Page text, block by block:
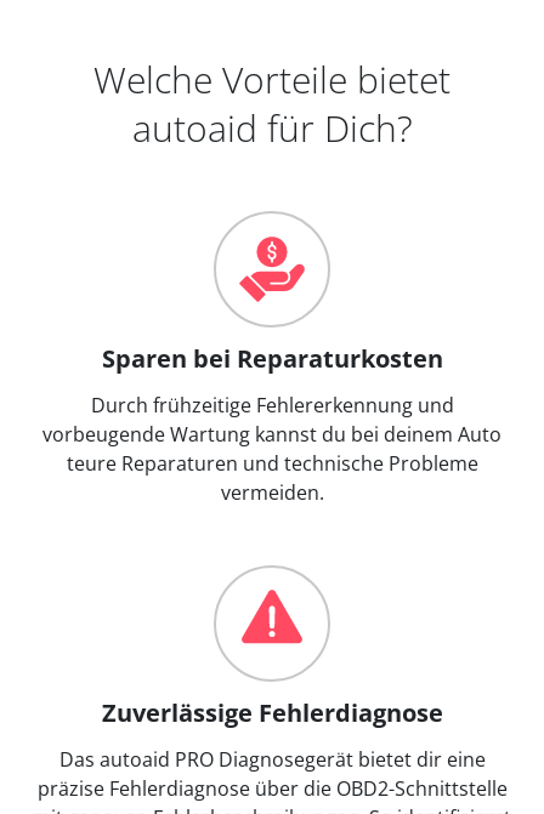
Welche Vorteile bietet
autoaid für Dich?
Sparen bei Reparaturkosten
Durch frühzeitige Fehlererkennung und
vorbeugende Wartung kannst du bei deinem Auto
teure Reparaturen und technische Probleme
vermeiden.
Zuverlässige Fehlerdiagnose
Das autoaid PRO Diagnosegerät bietet dir eine
präzise Fehlerdiagnose über die OBD2-Schnittstelle